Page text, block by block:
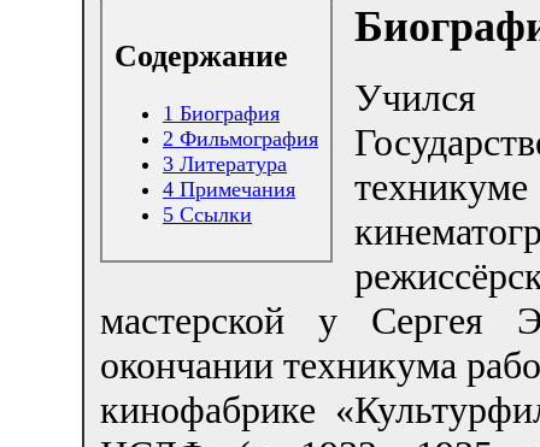
Содержание
1 Биография
2 Фильмография
3 Литература
4 Примечания
5 Ссылки
техникуме
мастерской у Сергея
окончании техникума
кинофабрике